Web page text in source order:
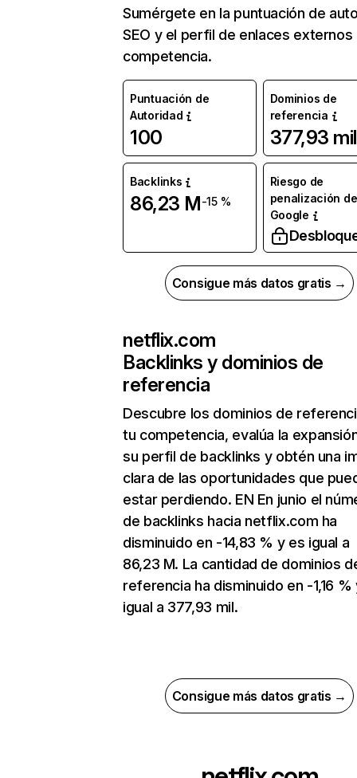
Sumérgete en la puntuación de
SEO y el perfil de enlaces externos
competencia.
Puntuación de
Autoridad
100
Dominios de
referencia
377,93 mil
Backlinks
86,23 M-15 %
Riesgo de
penalización de
Google
Consigue más datos gratis →
netflix.com
Backlinks y dominios de
referencia
Descubre los dominios de
tu competencia, evalúa la
su perfil de backlinks y obtén una
clara de las oportunidades que
estar perdiendo. EN En junio el
de backlinks hacia netflix.com ha
disminuido en -14,83 % y es igual a
86,23 M. La cantidad de dominios
referencia ha disminuido en -1,16 %
igual a 377,93 mil.
Consigue más datos gratis →